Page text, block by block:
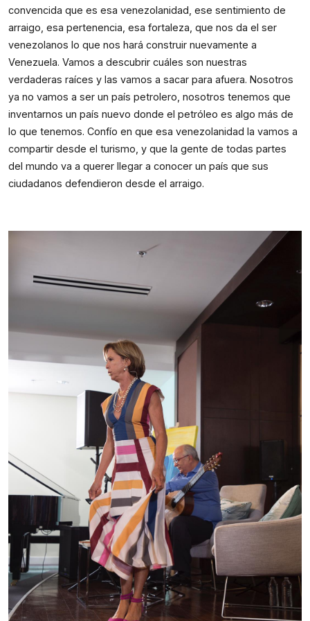
convencida que es esa venezolanidad, ese sentimiento de
arraigo, esa pertenencia, esa fortaleza, que nos da el ser
venezolanos lo que nos hará construir nuevamente a
Venezuela. Vamos a descubrir cuáles son nuestras
verdaderas raíces y las vamos a sacar para afuera. Nosotros
ya no vamos a ser un país petrolero, nosotros tenemos que
inventarnos un país nuevo donde el petróleo es algo más de
lo que tenemos. Confío en que esa venezolanidad la vamos a
compartir desde el turismo, y que la gente de todas partes
del mundo va a querer llegar a conocer un país que sus
ciudadanos defendieron desde el arraigo.